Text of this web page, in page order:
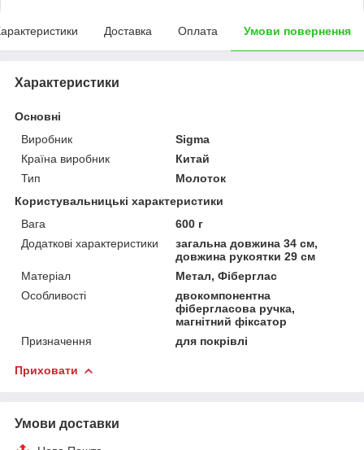
Доставка Оплата Умови повернення
Характеристики
Основні
Виробник
Sigma
Країна виробник
Китай
Тип
Молоток
Користувальницькі характеристики
Вага
600 г
Додаткові характеристики
загальна довжина 34 см,
довжина рукоятки 29 см
Матеріал
Метал, Фіберглас
Особливості
двокомпонентна
фібергласова ручка,
магнітний фіксатор
Призначення
для покрівлі
Приховати
Умови доставки